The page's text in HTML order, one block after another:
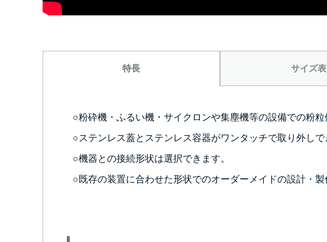
特長 サイズ表
○粉砕機・ふるい機・サイクロンや集塵機等の設備での粉粒
○ステンレス蓋とステンレス容器がワンタッチで取り外しで
○機器との接続形状は選択できます。
○既存の装置に合わせた形状でのオーダーメイドの設計・製